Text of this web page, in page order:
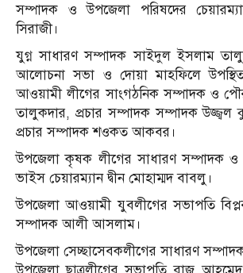
সম্পাদক ও উপজেলা পরিষদের
সিরাজী।
যুগ্ন সাধারণ সম্পাদক সাইদুল ইসলাম
আলোচনা সভা ও দোয়া মাহফিলে
আওয়ামী লীগের সাংগঠনিক সম্পাদক ও
তালুকদার, প্রচার সম্পাদক সম্পাদক
প্রচার সম্পাদক শওকত আকবর।
উপজেলা কৃষক লীগের সাধারণ সম্পাদক ও
ভাইস চেয়ারম্যান দ্বীন মোহাম্মদ বাবলু।
উপজেলা আওয়ামী যুবলীগের সভাপতি
সম্পাদক আলী আসলাম।
উপজেলা সেচ্ছাসেবকলীগের সাধারণ